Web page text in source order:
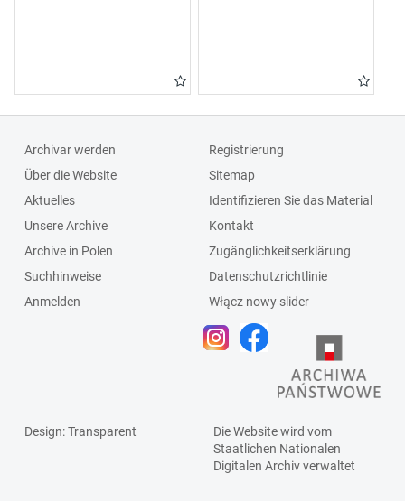
Wojskowa Nr
4648, miejskie
Zakłady
Komunikacyjne,
Urząd
Powszechny Dom
Towarowy, PWM-
Metalowiec,
Rzeźnia Miejska,
Zakłady Ceramiki
Czerownej, PPB,
Polska Agencja
Drewna (Pagad),
Zakłady
Miasta, Związek
Zawodowy
Pracowników
Rolnych
Archivar werden
Über die Website
Aktuelles
Unsere Archive
Archive in Polen
Suchhinweise
Anmelden
Registrierung
Sitemap
Identifizieren Sie das Material
Kontakt
Zugänglichkeitserklärung
Datenschutzrichtlinie
Włącz nowy slider
Design: Transparent
Die Website wird vom
Staatlichen Nationalen
Digitalen Archivverwaltet